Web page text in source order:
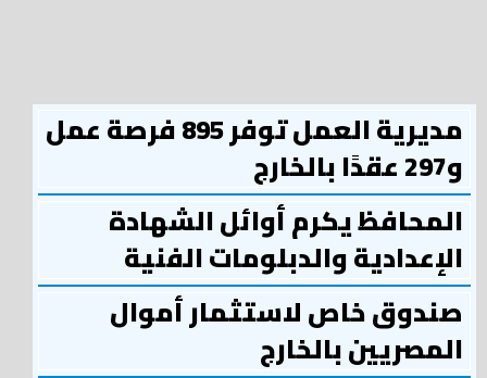
مديرية العمل توفر 895 فرصة عمل
و297 عقدًا بالخارج
المحافظ يكرم أوائل الشهادة
الإعدادية والدبلومات الفنية
صندوق خاص لاستثمار أموال
المصريين بالخارج